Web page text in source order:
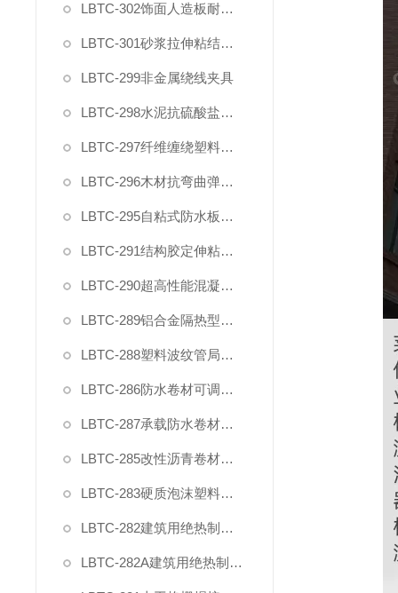
LBTC-302饰面人造板耐开裂固定夹具
LBTC-301砂浆拉伸粘结强度用下夹具
LBTC-299非金属绕线夹具
LBTC-298水泥抗硫酸盐侵蚀抗折夹具
LBTC-297纤维缠绕塑料环形试样拉力盘装置
LBTC-296木材抗弯曲弹性模量强度试验夹具
LBTC-295自粘式防水板粘接性能试验装置
LBTC-291结构胶定伸粘结性夹具
LBTC-290超高性能混凝土轴向抗拉夹具
LBTC-289铝合金隔热型材抗剪夹具
LBTC-288塑料波纹管局部横向荷载压头夹具
LBTC-286防水卷材可调钉杆撕裂夹具
LBTC-287承载防水卷材正拉强度模具
LBTC-285改性沥青卷材防水涂料剪切性能夹具
LBTC-283硬质泡沫塑料拉伸试验夹具（2025新标准）
LBTC-282建筑用绝热制品剪切夹具(单试样)
LBTC-282A建筑用绝热制品剪切夹具(2型双试样)